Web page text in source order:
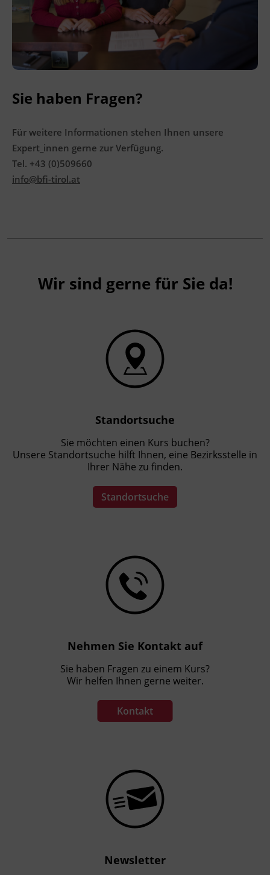
Terminübersicht
Sie haben Fragen?
Für weitere Informationen stehen Ihnen unsere
Expert_innen gerne zur Verfügung.
Tel. +43 (0)509660
info@bfi-tirol.at
Wir sind gerne für Sie da!
Standortsuche
Sie möchten einen Kurs buchen?
Unsere Standortsuche hilft Ihnen, eine Bezirksstelle in
Ihrer Nähe zu finden.
Standortsuche
Nehmen Sie Kontakt auf
Sie haben Fragen zu einem Kurs?
Wir helfen Ihnen gerne weiter.
Kontakt
Newsletter